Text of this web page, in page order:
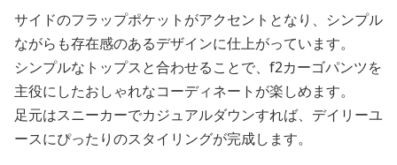
サイドのフラップポケットがアクセントとなり、シンプル
ながらも存在感のあるデザインに仕上がっています。
シンプルなトップスと合わせることで、f2カーゴパンツを
主役にしたおしゃれなコーディネートが楽しめます。
足元はスニーカーでカジュアルダウンすれば、デイリーユ
ースにぴったりのスタイリングが完成します。